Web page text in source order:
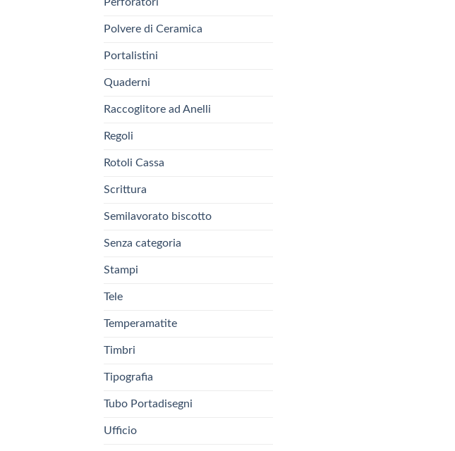
Perforatori
Polvere di Ceramica
Portalistini
Quaderni
Raccoglitore ad Anelli
Regoli
Rotoli Cassa
Scrittura
Semilavorato biscotto
Senza categoria
Stampi
Tele
Temperamatite
Timbri
Tipografia
Tubo Portadisegni
Ufficio